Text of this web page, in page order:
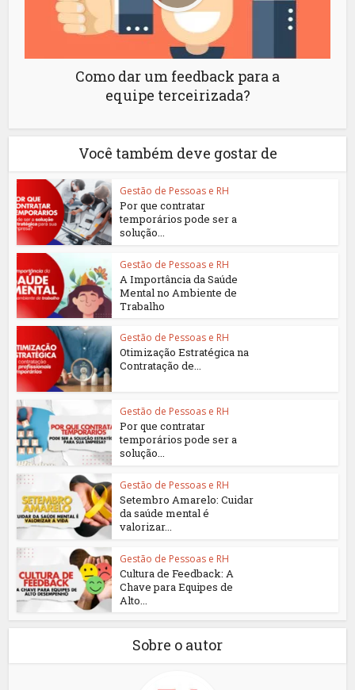
Como dar um feedback para a
equipe terceirizada?
Você também deve gostar de
Gestão de Pessoas e RH
Por que contratar
temporários pode ser a
solução...
Gestão de Pessoas e RH
A Importância da Saúde
Mental no Ambiente de
Trabalho
Gestão de Pessoas e RH
Otimização Estratégica na
Contratação de...
Gestão de Pessoas e RH
Por que contratar
temporários pode ser a
solução...
Gestão de Pessoas e RH
Setembro Amarelo: Cuidar
da saúde mental é
valorizar...
Gestão de Pessoas e RH
Cultura de Feedback: A
Chave para Equipes de
Alto...
Sobre o autor